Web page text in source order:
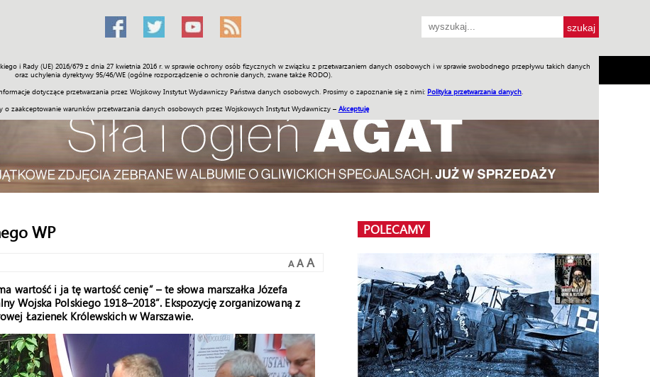
i Rady (UE) 2016/679 z dnia 27 kwietnia 2016 r. w sprawie ochrony osób fizycznych w związku z przetwarzaniem danych osobowych i w sprawie swobodnego przepływu takich danych
oraz uchylenia dyrektywy 95/46/WE (ogólne rozporządzenie o ochronie danych, zwane także RODO).
dotyczące przetwarzania przez Wojskowy Instytut Wydawniczy Państwa danych osobowych. Prosimy o zapoznanie się z nimi: Polityka przetwarzania danych
o zaakceptowanie warunków przetwarzania danych osobowych przez Wojskowych Instytut Wydawniczy – Akceptuję
Świat Społeczność Sport Historia Galerie Wideo ENGLISH SKLEP Jednodniówki Praca w WIW
WP
A A A
wartość i ja tę wartość cenię” – te słowa marszałka Józefa
Wojska Polskiego 1918–2018”. Ekspozycję zorganizowaną z
Łazienek Królewskich w Warszawie.
POLECAMY